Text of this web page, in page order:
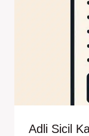
Adli Sicil